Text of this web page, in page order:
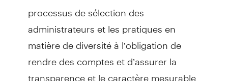
processus de sélection des
administrateurs et les pratiques en
matière de diversité à l’obligation de
rendre des comptes et d’assurer la
transparence et le caractère mesurable